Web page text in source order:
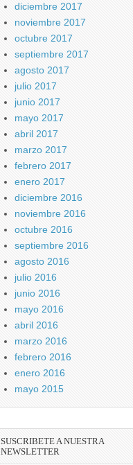
diciembre 2017
noviembre 2017
octubre 2017
septiembre 2017
agosto 2017
julio 2017
junio 2017
mayo 2017
abril 2017
marzo 2017
febrero 2017
enero 2017
diciembre 2016
noviembre 2016
octubre 2016
septiembre 2016
agosto 2016
julio 2016
junio 2016
mayo 2016
abril 2016
marzo 2016
febrero 2016
enero 2016
mayo 2015
SUSCRIBETE A NUESTRA
NEWSLETTER